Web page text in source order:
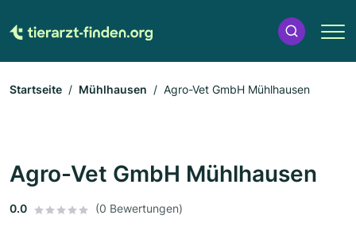
Startseite Mühlhausen Agro-Vet GmbH Mühlhausen
Agro-Vet GmbH Mühlhausen
0.0 (0 Bewertungen)